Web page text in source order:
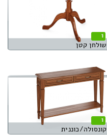
1
שולחן קטן
1
קונסולה/כוננית